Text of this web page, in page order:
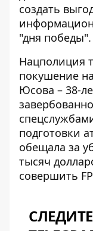
создать
"дня победы".
Нацполиция
покушение
Юсова – 38-
подготовки
обещала за
тысяч
совершить